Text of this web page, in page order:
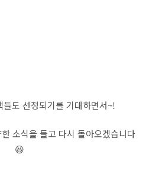
도 선정되기를 기대하면서~!
소식을 들고 다시 돌아오겠습니다
😆